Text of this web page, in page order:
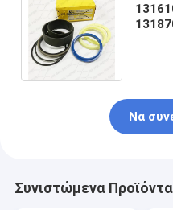
Να
Συνιστώμενα Προϊόντα